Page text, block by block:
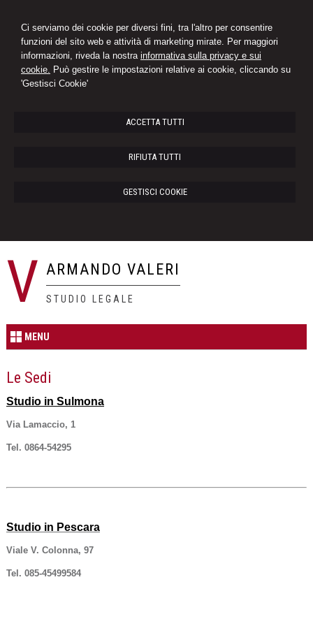
Ci serviamo dei cookie per diversi fini, tra l'altro per consentire
funzioni del sito web e attività di marketing mirate. Per maggiori
informazioni, riveda la nostra informativa sulla privacy e sui
cookie. Può gestire le impostazioni relative ai cookie, cliccando su
'Gestisci Cookie'
ACCETTA TUTTI
RIFIUTA TUTTI
GESTISCI COOKIE
V ARMANDO VALERI
STUDIO LEGALE
MENU
Le Sedi
Studio in Sulmona
Via Lamaccio, 1
Tel. 0864-54295
Studio in Pescara
Viale V. Colonna, 97
Tel. 085-45499584